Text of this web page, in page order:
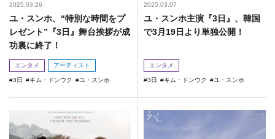
2025.03.26
ユ・スンホ、“特別な時間をプ
レゼント”『3日』舞台挨拶が成
功裏に終了！
エンタメ アーティスト
3日 キム・ドンウク ユ・スンホ
2025.03.07
ユ・スンホ主演『3日』、韓国
で3月19日より単独公開！
エンタメ
3日 キム・ドンウク ユ・スンホ